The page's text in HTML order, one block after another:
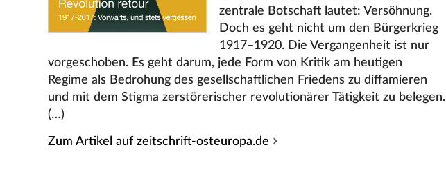
zentrale Botschaft lautet: Versöhnung.
Doch es geht nicht um den Bürgerkrieg
1917–1920. Die Vergangenheit ist nur
vorgeschoben. Es geht darum, jede Form von Kritik am heutigen
Regime als Bedrohung des gesellschaftlichen Friedens zu diffamieren
und mit dem Stigma zerstörerischer revolutionärer Tätigkeit zu belegen.
(…)
Zum Artikel auf zeitschrift-osteuropa.de